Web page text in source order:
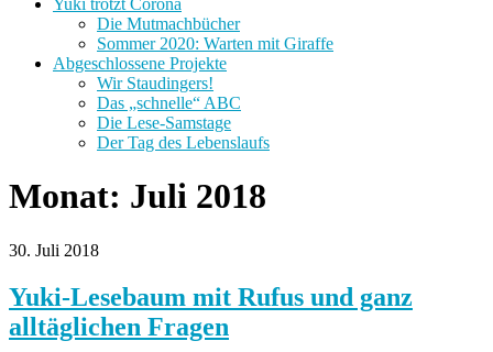
Die Mutmachbücher
Sommer 2020: Warten mit Giraffe
Abgeschlossene Projekte
Wir Staudingers!
Das „schnelle“ ABC
Die Lese-Samstage
Der Tag des Lebenslaufs
Monat: Juli 2018
30. Juli 2018
Yuki-Lesebaum mit Rufus und ganz
alltäglichen Fragen